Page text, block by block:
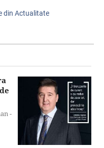
din Actualitate
-